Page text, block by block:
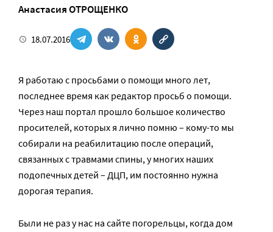
Анастасия ОТРОЩЕНКО
18.07.2016
Я работаю с просьбами о помощи много лет,
последнее время как редактор просьб о помощи.
Через наш портал прошло большое количество
просителей, которых я лично помню – кому-то мы
собирали на реабилитацию после операций,
связанных с травмами спины, у многих наших
подопечных детей – ДЦП, им постоянно нужна
дорогая терапия.
Были не раз у нас на сайте погорельцы, когда дом